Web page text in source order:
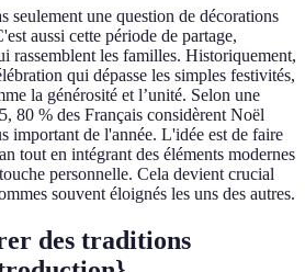
seulement une question de décorations
aussi cette période de partage,
rassemblent les familles. Historiquement,
qui dépasse les simples festivités,
la générosité et l’unité. Selon une
80 % des Français considèrent Noël
important de l'année. L'idée est de faire
tout en intégrant des éléments modernes
personnelle. Cela devient crucial
souvent éloignés les uns des autres.
des traditions